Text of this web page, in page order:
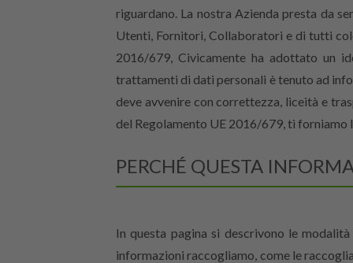
riguardano. La nostra Azienda presta da
Utenti, Fornitori, Collaboratori e di tutti
2016/679, Civicamente ha adottato un
trattamenti di dati personali è tenuto ad
deve avvenire con correttezza, liceità e
del Regolamento UE 2016/679, ti forniamo
PERCHÉ QUESTA
In questa pagina si descrivono le
informazioni raccogliamo, come le